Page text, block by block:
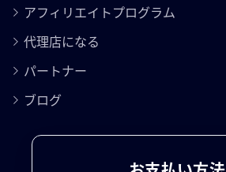
アフィリエイトプログラム
代理店になる
パートナー
ブログ